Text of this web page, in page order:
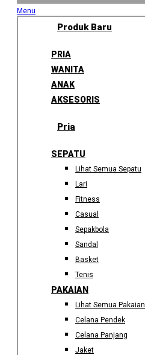
Menu
Produk Baru
PRIA
WANITA
ANAK
AKSESORIS
Pria
SEPATU
Lihat Semua Sepatu
Lari
Fitness
Casual
Sepakbola
Sandal
Basket
Tenis
PAKAIAN
Lihat Semua Pakaian
Celana Pendek
Celana Panjang
Jaket